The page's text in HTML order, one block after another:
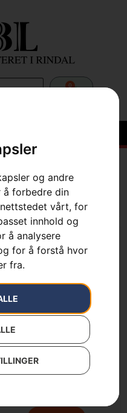
og andre
å forbedre din
vårt, for
innhold og
å analysere
for å forstå hvor
fra.
0
Bensintut for
drivstoffkanne, 15 Liter